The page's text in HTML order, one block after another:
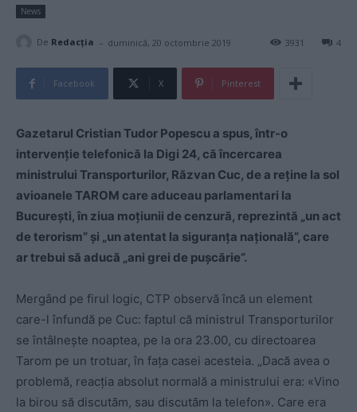
News
De Redacţia - duminică, 20 octombrie 2019 4
3931
Facebook X Pinterest
Gazetarul Cristian Tudor Popescu a spus, într-o
intervenţie telefonică la Digi 24, că încercarea
ministrului Transporturilor, Răzvan Cuc, de a reţine la sol
avioanele TAROM care aduceau parlamentari la
Bucureşti, în ziua moţiunii de cenzură, reprezintă „un act
de terorism” şi „un atentat la siguranţa naţională”, care
ar trebui să aducă „ani grei de pușcărie”.
Mergând pe firul logic, CTP observă încă un element
care-l înfundă pe Cuc: faptul că ministrul Transporturilor
se întâlnește noaptea, pe la ora 23.00, cu directoarea
Tarom pe un trotuar, în fața casei acesteia. „Dacă avea o
problemă, reacţia absolut normală a ministrului era: «Vino
la birou să discutăm, sau discutăm la telefon». Care era